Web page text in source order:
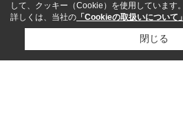
して、クッキー（Cookie）を使用しています。
詳しくは、当社の 「Cookieの取扱いについて」
閉じる